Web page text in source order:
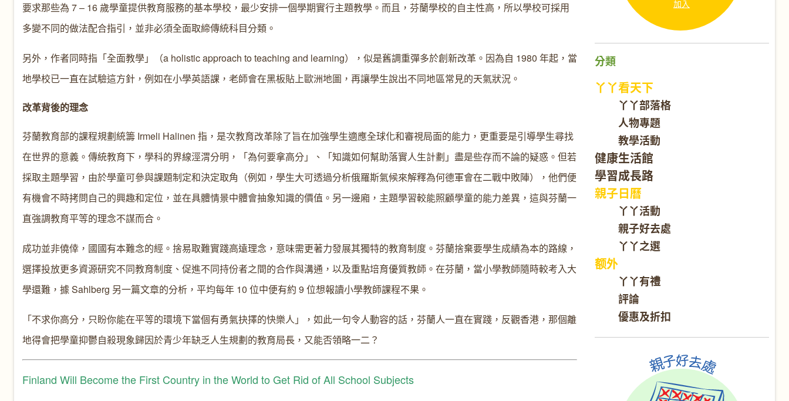
要求那些為 7 – 16 歲學童提供教育服務的基本學校，最少安排一個學期實行主題教學。而且，芬蘭學校的自主性高，所以學校可採用
多變不同的做法配合指引，並非必須全面取締傳統科目分類。
另外，作者同時指「全面教學」（a holistic approach to teaching and learning），似是舊調重彈多於創新改革。因為自 1980 年起，當
地學校已一直在試驗這方針，例如在小學英語課，老師會在黑板貼上歐洲地圖，再讓學生說出不同地區常見的天氣狀況。
改革背後的理念
芬蘭教育部的課程規劃統籌 Irmeli Halinen 指，是次教育改革除了旨在加強學生適應全球化和審視局面的能力，更重要是引導學生尋找
在世界的意義。傳統教育下，學科的界線涇渭分明，「為何要拿高分」、「知識如何幫助落實人生計劃」盡是些存而不論的疑惑。但若
採取主題學習，由於學童可參與課題制定和決定取角（例如，學生大可透過分析俄羅斯氣候來解釋為何德軍會在二戰中敗陣），他們便
有機會不時拷問自己的興趣和定位，並在具體情景中體會抽象知識的價值。另一邊廂，主題學習較能照顧學童的能力差異，這與芬蘭一
直強調教育平等的理念不謀而合。
成功並非僥倖，國國有本難念的經。捨易取難實踐高遠理念，意味需更著力發展其獨特的教育制度。芬蘭捨棄要學生成績為本的路線，
選擇投放更多資源研究不同教育制度、促進不同持份者之間的合作與溝通，以及重點培育優質教師。在芬蘭，當小學教師隨時較考入大
學還難，據 Sahlberg 另一篇文章的分析，平均每年 10 位中便有約 9 位想報讀小學教師課程不果。
「不求你高分，只盼你能在平等的環境下當個有勇氣抉擇的快樂人」，如此一句令人動容的話，芬蘭人一直在實踐，反觀香港，那個離
地得會把學童抑鬱自殺現象歸因於青少年缺乏人生規劃的教育局長，又能否領略一二？
Finland Will Become the First Country in the World to Get Rid of All School Subjects
分類
丫丫看天下
丫丫部落格
人物專題
教學活動
健康生活館
學習成長路
親子日曆
丫丫活動
親子好去處
丫丫之選
额外
丫丫有禮
評論
優惠及折扣